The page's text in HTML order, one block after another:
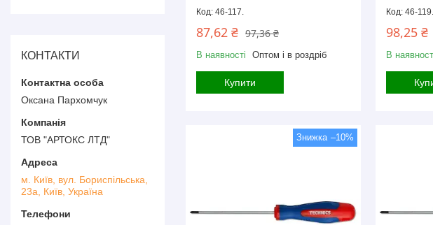
46-117.
97,36 ₴
87,62 ₴
В наявності Оптом і в роздріб
Купити
46-119.
98,25 ₴
В
–10%
КОНТАКТИ
Оксана Пархомчук
ТОВ "АРТОКС ЛТД"
м. Київ, вул. Бориспільська,
23а, Київ, Україна